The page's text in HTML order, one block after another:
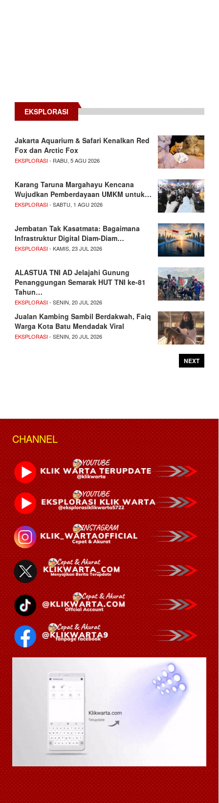
EKSPLORASI
Jakarta Aquarium & Safari Kenalkan Red
Fox dan Arctic Fox
EKSPLORASI- RABU, 5 AGU 2026
Karang Taruna Margahayu Kencana
Wujudkan Pemberdayaan UMKM untuk…
EKSPLORASI- SABTU, 1 AGU 2026
Jembatan Tak Kasatmata: Bagaimana
Infrastruktur Digital Diam-Diam…
EKSPLORASI- KAMIS, 23 JUL 2026
ALASTUA TNI AD Jelajahi Gunung
Penanggungan Semarak HUT TNI ke-81
Tahun…
EKSPLORASI- SENIN, 20 JUL 2026
Jualan Kambing Sambil Berdakwah, Faiq
Warga Kota Batu Mendadak Viral
EKSPLORASI- SENIN, 20 JUL 2026
NEXT
CHANNEL